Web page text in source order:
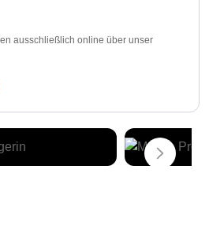
ausschließlich online über unser